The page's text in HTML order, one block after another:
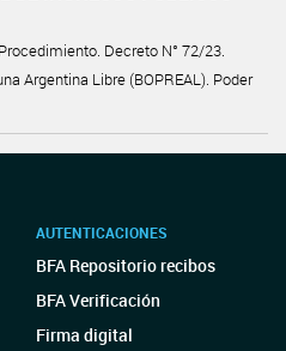
Decreto N° 72/23.
Argentina Libre (BOPREAL). Poder
AUTENTICACIONES
BFA Repositorio recibos
BFA Verificación
Firma digital